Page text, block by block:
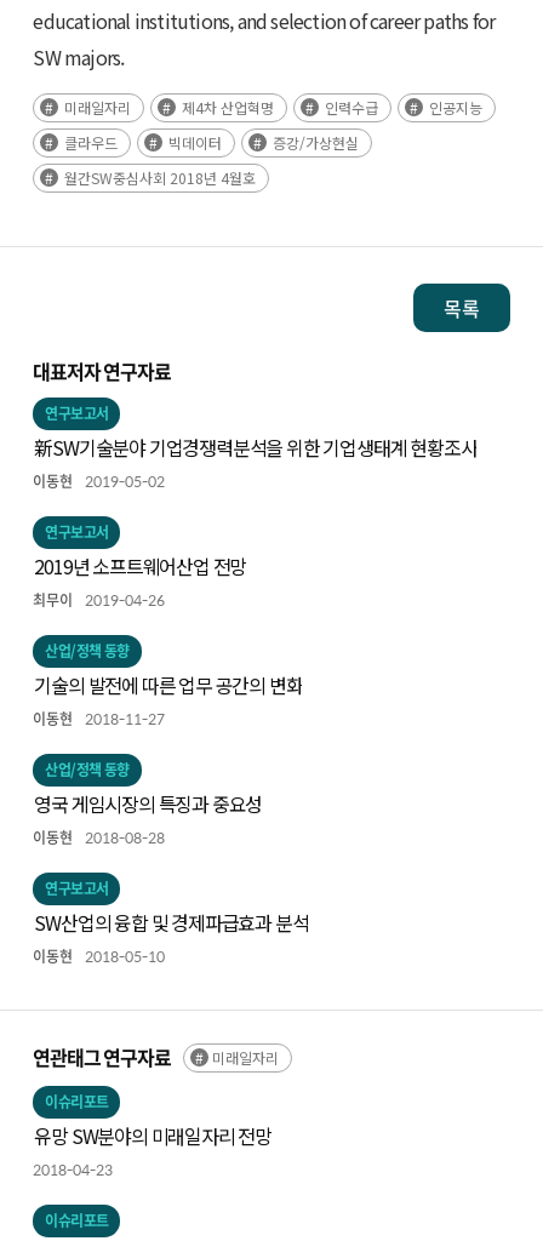
educational institutions, and selection of career paths for
SW majors.
미래일자리 제4차 산업혁명 인력수급
인공지능
클라우드
빅데이터
증강/가상현실
월간SW중심사회 2018년 4월호
목록
대표저자 연구자료
연구보고서
新SW기술분야 기업경쟁력분석을 위한 기업생태계 현황조사
이동현 2019-05-02
연구보고서
2019년 소프트웨어산업 전망
최무이 2019-04-26
산업/정책 동향
기술의 발전에 따른 업무 공간의 변화
이동현 2018-11-27
산업/정책 동향
영국 게임시장의 특징과 중요성
이동현 2018-08-28
연구보고서
SW산업의 융합 및 경제파급효과 분석
이동현 2018-05-10
연관태그 연구자료 미래일자리
이슈리포트
유망 SW분야의 미래일자리 전망
2018-04-23
이슈리포트